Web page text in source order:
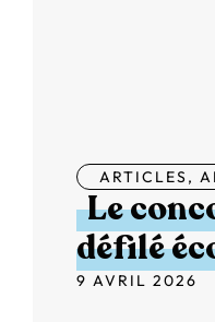
ARTICLES,
Le
défilé
9 AVRIL 2026